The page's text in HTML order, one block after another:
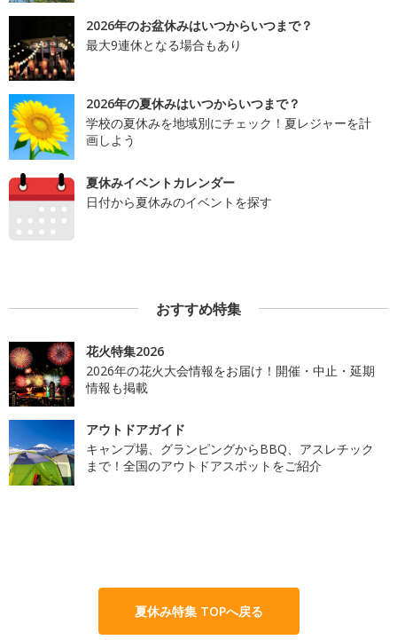
2026年のお盆休みはいつからいつまで？
最大9連休となる場合もあり
2026年の夏休みはいつからいつまで？
学校の夏休みを地域別にチェック！夏レジャーを計
画しよう
夏休みイベントカレンダー
日付から夏休みのイベントを探す
おすすめ特集
花火特集2026
2026年の花火大会情報をお届け！開催・中止・延期
情報も掲載
アウトドアガイド
キャンプ場、グランピングからBBQ、アスレチック
まで！全国のアウトドアスポットをご紹介
夏休み特集 TOPへ戻る